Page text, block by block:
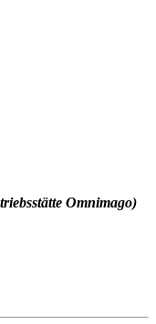
Omnimago)